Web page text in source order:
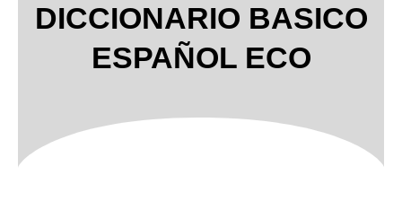
DICCIONARIO BASICO
ESPAÑOL ECO